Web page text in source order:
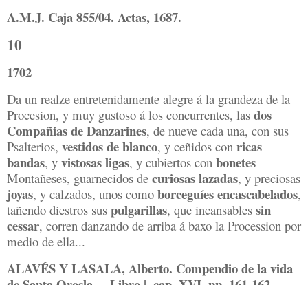
A.M.J. Caja 855/04. Actas, 1687.
10
1702
Da un realze entretenidamente alegre á la grandeza de la
Procesion, y muy gustoso á los concurrentes, las dos
Compañias de Danzarines, de nueve cada una, con sus
Psalterios, vestidos de blanco, y ceñidos con ricas
bandas, y vistosas ligas, y cubiertos con bonetes
Montañeses, guarnecidos de curiosas lazadas, y preciosas
joyas, y calzados, unos como borceguíes encascabelados,
tañendo diestros sus pulgarillas, que incansables sin
cessar, corren danzando de arriba á baxo la Procession por
medio de ella...
ALAVÉS Y LASALA, Alberto. Compendio de la vida